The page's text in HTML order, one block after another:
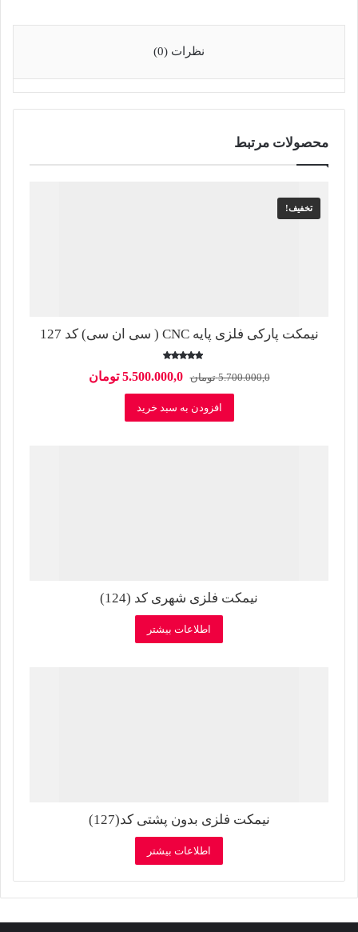
نظرات (0)
محصولات مرتبط
تخفیف!
نیمکت پارکی فلزی پایه CNC ( سی ان سی) کد 127
5.00
5.700.000,0 تومان قیمت
اصلی
بود.
5.500.000,0 تومان
افزودن به سبد خرید
نیمکت فلزی شهری کد (124)
اطلاعات بیشتر
نیمکت فلزی بدون پشتی کد(127)
اطلاعات بیشتر